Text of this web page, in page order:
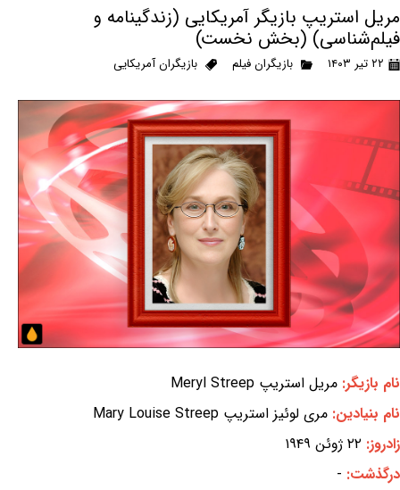
مریل استریپ بازیگر آمریکایی (زندگینامه و
فیلم‌شناسی) (بخش نخست)
۲۲ تیر ۱۴۰۳ بازیگران فیلم بازیگران آمریکایی
نام بازیگر: مریل استریپ Meryl Streep
نام بنیادین: مری لوئیز استریپ Mary Louise Streep
زادروز: ۲۲ ژوئن ۱۹۴۹
درگذشت: -